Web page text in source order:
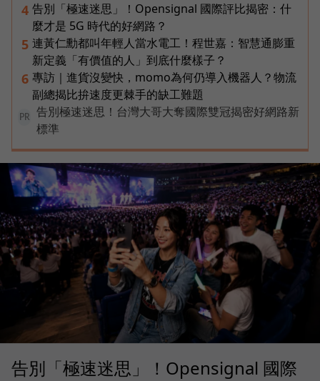
4 告別「極速迷思」！Opensignal 國際評比揭密：什
麼才是 5G 時代的好網路？
5 連黃仁勳都叫年輕人當水電工！程世嘉：智慧通膨重
新定義「有價值的人」到底什麼樣子？
6 專訪｜進貨沒變快，momo為何仍導入機器人？物流
副總揭比拚速度更棘手的缺工難題
PR
告別極速迷思！台灣大哥大奪國際雙冠揭密好網路新
標準
告別「極速迷思」！Opensignal 國際